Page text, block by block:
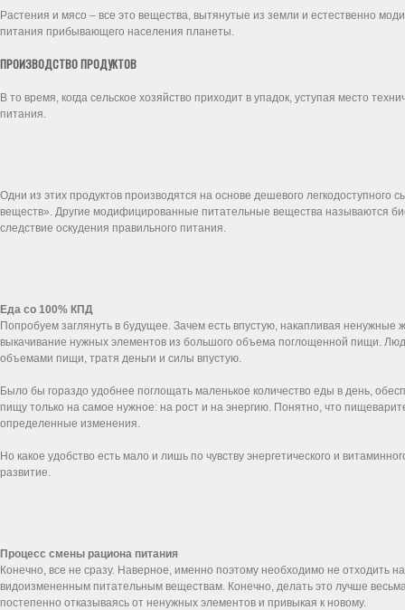
Растения и мясо – все это вещества, вытянутые из земли и естественно
питания прибывающего населения планеты.
ПРОИЗВОДСТВО ПРОДУКТОВ
В то время, когда сельское хозяйство приходит в упадок, уступая место
питания.
Одни из этих продуктов производятся на основе дешевого
веществ». Другие модифицированные питательные вещества называются
следствие оскудения правильного питания.
Еда со 100% КПД
Попробуем заглянуть в будущее. Зачем есть впустую, накапливая
выкачивание нужных элементов из большого объема поглощенной пищи.
объемами пищи, тратя деньги и силы впустую.
Было бы гораздо удобнее поглощать маленькое количество еды в день,
пищу только на самое нужное: на рост и на энергию. Понятно, что
определенные изменения.
Но какое удобство есть мало и лишь по чувству энергетического и
развитие.
Процесс смены рациона питания
Конечно, все не сразу. Наверное, именно поэтому необходимо не отходить
видоизмененным питательным веществам. Конечно, делать это лучше
постепенно отказываясь от ненужных элементов и привыкая к новому.